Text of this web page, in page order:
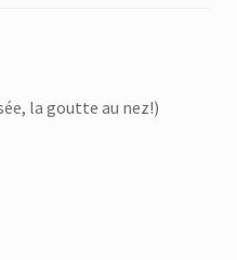
la goutte au nez!)